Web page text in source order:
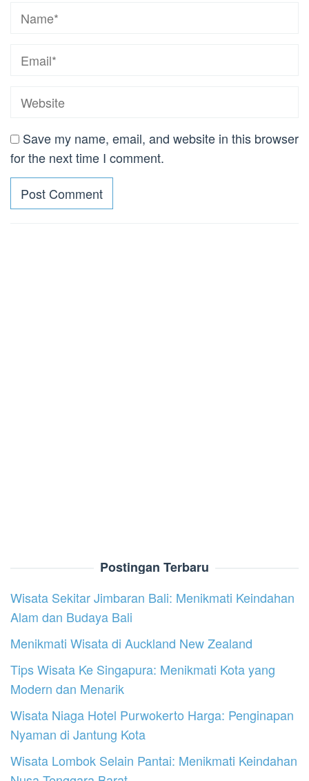
Save my name, email, and website in this browser
for the next time I comment.
Postingan Terbaru
Wisata Sekitar Jimbaran Bali: Menikmati Keindahan
Alam dan Budaya Bali
Menikmati Wisata di Auckland New Zealand
Tips Wisata Ke Singapura: Menikmati Kota yang
Modern dan Menarik
Wisata Niaga Hotel Purwokerto Harga: Penginapan
Nyaman di Jantung Kota
Wisata Lombok Selain Pantai: Menikmati Keindahan